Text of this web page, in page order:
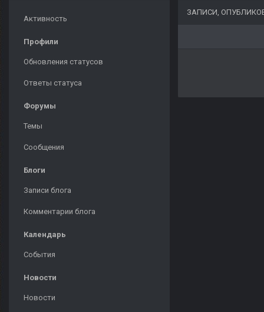
Активность
Профили
Обновления статусов
Ответы статуса
Форумы
Темы
Сообщения
Блоги
Записи блога
Комментарии блога
Календарь
События
Новости
Новости
ЗАПИСИ,